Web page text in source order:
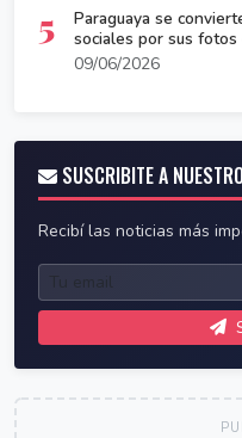
5
Paraguaya se
sociales por sus
09/06/2026
SUSCRIBITE A
Recibí las noticias más